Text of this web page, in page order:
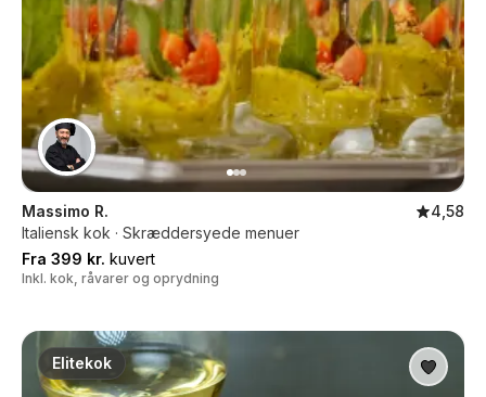
Massimo R.
4,58
Italiensk kok · Skræddersyede menuer
Fra 399 kr. kuvert
Inkl. kok, råvarer og oprydning
Elitekok